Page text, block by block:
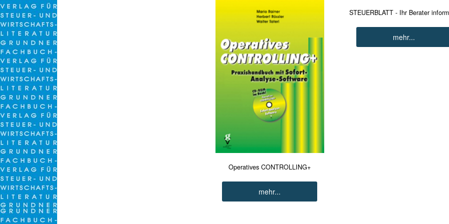
Operatives CONTROLLING+
mehr...
STEUERBLATT - Ihr Berater
mehr...